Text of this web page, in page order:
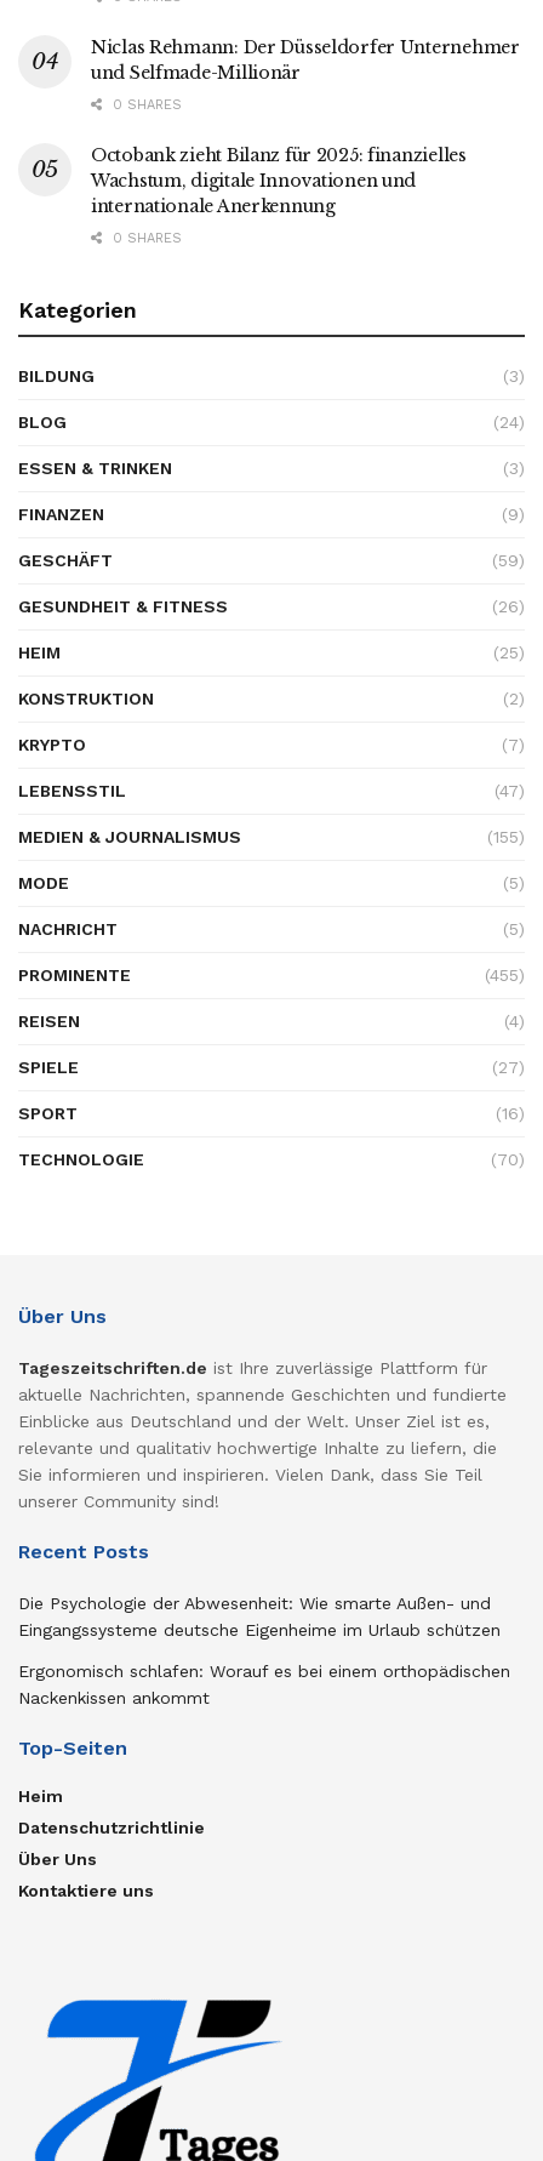
Niclas Rehmann: Der Düsseldorfer Unternehmer
und Selfmade-Millionär
0 SHARES
Octobank zieht Bilanz für 2025: finanzielles
Wachstum, digitale Innovationen und
internationale Anerkennung
0 SHARES
Kategorien
BILDUNG (3)
BLOG (24)
ESSEN & TRINKEN (3)
FINANZEN (9)
GESCHÄFT (59)
GESUNDHEIT & FITNESS (26)
HEIM (25)
KONSTRUKTION (2)
KRYPTO (7)
LEBENSSTIL (47)
MEDIEN & JOURNALISMUS (155)
MODE (5)
NACHRICHT (5)
PROMINENTE (455)
REISEN (4)
SPIELE (27)
SPORT (16)
TECHNOLOGIE (70)
Über Uns
Tageszeitschriften.de ist Ihre zuverlässige Plattform für
aktuelle Nachrichten, spannende Geschichten und fundierte
Einblicke aus Deutschland und der Welt. Unser Ziel ist es,
relevante und qualitativ hochwertige Inhalte zu liefern, die
Sie informieren und inspirieren. Vielen Dank, dass Sie Teil
unserer Community sind!
Recent Posts
Die Psychologie der Abwesenheit: Wie smarte Außen- und
Eingangssysteme deutsche Eigenheime im Urlaub schützen
Ergonomisch schlafen: Worauf es bei einem orthopädischen
Nackenkissen ankommt
Top-Seiten
Heim
Datenschutzrichtlinie
Über Uns
Kontaktiere uns